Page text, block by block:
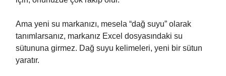
Ama yeni su markanızı, mesela “dağ suyu” olarak
tanımlarsanız, markanız Excel dosyasındaki su
sütununa girmez. Dağ suyu kelimeleri, yeni bir sütun
yaratır.